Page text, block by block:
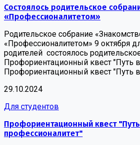
Состоялось родительское
«Профессионалитетом»
Родительское собрание
«Профессионалитетом» 9 октября
родителей состоялось
Профориентационный квест "Путь
Профориентационный квест "Путь
29.10.2024
Для студентов
Профориентационный квест
профессионалитет"